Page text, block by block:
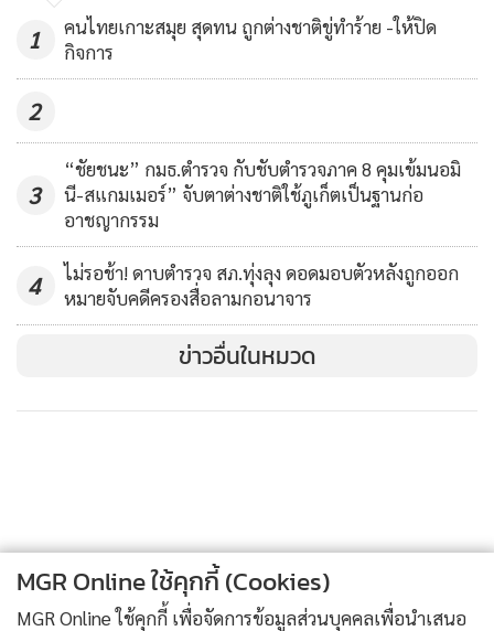
846
รูทางสายใหม่”
1
คนไทยเกาะสมุย สุดทน ถูกต่างชาติขู่ทำร้าย -ให้ปิด
กิจการ
2
3
“ชัยชนะ” กมธ.ตำรวจ กับชับตำรวจภาค 8 คุมเข้มนอมิ
นี-สแกมเมอร์” จับตาต่างชาติใช้ภูเก็ตเป็นฐานก่อ
อาชญากรรม
4
ไม่รอช้า! ดาบตำรวจ สภ.ทุ่งลุง ดอดมอบตัวหลังถูกออก
หมายจับคดีครองสื่อลามกอนาจาร
ข่าวอื่นในหมวด
MGR Online ใช้คุกกี้ (Cookies)
MGR Online ใช้คุกกี้ เพื่อจัดการข้อมูลส่วนบุคคลเพื่อนำเสนอ